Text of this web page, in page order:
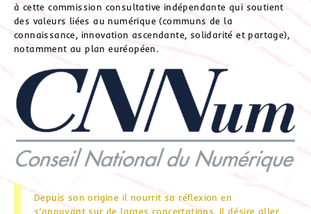
à cette commission consultative indépendante qui soutient
des valeurs liées au numérique (communs de la
connaissance, innovation ascendante, solidarité et partage),
notamment au plan euréopéen.
Depuis son origine il nourrit sa réflexion en
s’appuyant sur de larges concertations. Il désire aller